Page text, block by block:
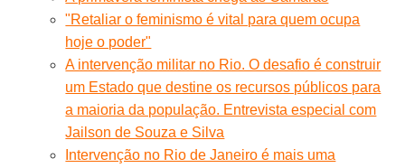
"Retaliar o feminismo é vital para quem ocupa
hoje o poder"
A intervenção militar no Rio. O desafio é construir
um Estado que destine os recursos públicos para
a maioria da população. Entrevista especial com
Jailson de Souza e Silva
Intervenção no Rio de Janeiro é mais uma